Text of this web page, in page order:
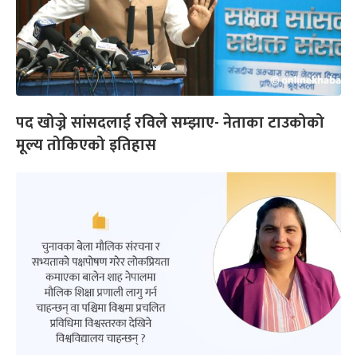
पद खोज्ने सांसदलाई रविले सम्झाए- नेताका टाउकोको
मूल्य तोकिएको इतिहास